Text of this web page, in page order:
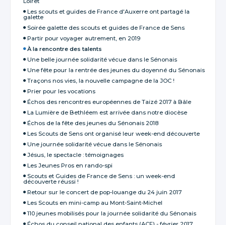
Les scouts et guides de France d'Auxerre ont partagé la
galette
Soirée galette des scouts et guides de France de Sens
Partir pour voyager autrement, en 2019
À la rencontre des talents
Une belle journée solidarité vécue dans le Sénonais
Une fête pour la rentrée des jeunes du doyenné du Sénonais
Traçons nos vies, la nouvelle campagne de la JOC !
Prier pour les vocations
Échos des rencontres européennes de Taizé 2017 à Bâle
La Lumière de Bethléem est arrivée dans notre diocèse
Échos de la fête des jeunes du Sénonais 2018
Les Scouts de Sens ont organisé leur week-end découverte
Une journée solidarité vécue dans le Sénonais
Jésus, le spectacle : témoignages
Les Jeunes Pros en rando-spi
Scouts et Guides de France de Sens : un week-end
découverte réussi !
Retour sur le concert de pop-louange du 24 juin 2017
Les Scouts en mini-camp au Mont-Saint-Michel
110 jeunes mobilisés pour la journée solidarité du Sénonais